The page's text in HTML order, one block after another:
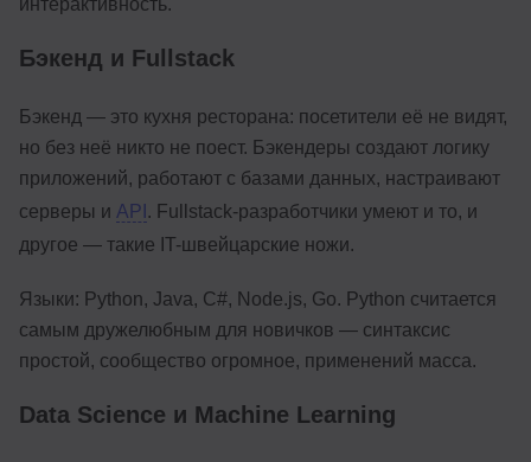
интерактивность.
Бэкенд и Fullstack
Бэкенд — это кухня ресторана: посетители её не видят,
но без неё никто не поест. Бэкендеры создают логику
приложений, работают с базами данных, настраивают
серверы и API . Fullstack-разработчики умеют и то, и
другое — такие IT-швейцарские ножи.
Языки: Python, Java, C#, Node.js, Go. Python считается
самым дружелюбным для новичков — синтаксис
простой, сообщество огромное, применений масса.
Data Science и Machine Learning